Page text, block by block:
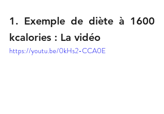
1. Exemple de diète à 1600
kcalories : La vidéo
https://youtu.be/0kHs2-CCA0E